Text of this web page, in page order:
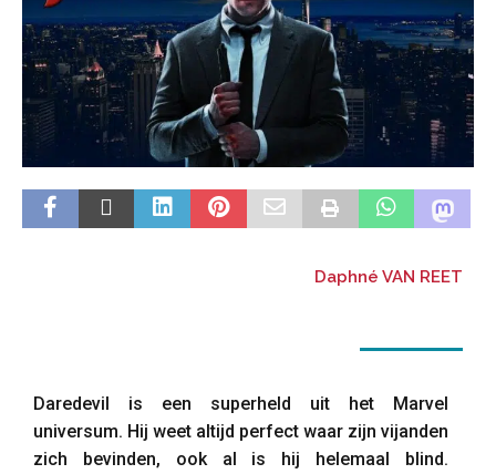
Daphné VAN REET
Daredevil is een superheld uit het Marvel
universum. Hij weet altijd perfect waar zijn vijanden
zich bevinden, ook al is hij helemaal blind.